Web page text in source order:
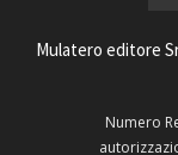
Mulatero editore
Numero